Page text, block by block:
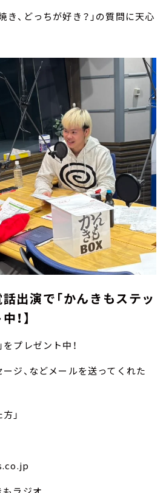
、どっちが好き？」の質問に天心
出演で「かんきもステッ
！】
をプレゼント中！
ージ、などメールを送ってくれた
」